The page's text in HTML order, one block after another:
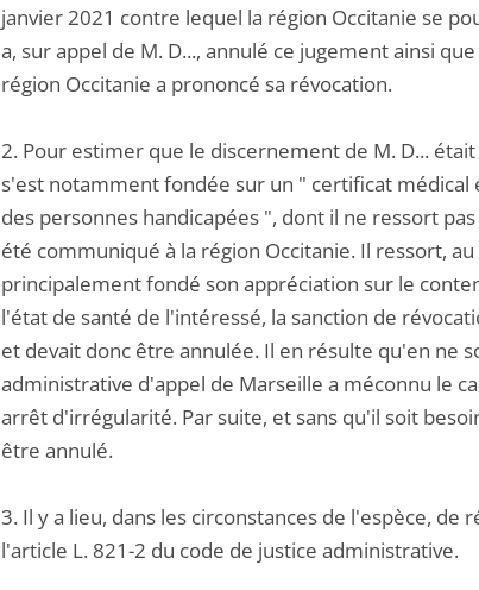
janvier 2021 contre lequel la région Occitanie se
a, sur appel de M. D..., annulé ce jugement ainsi
région Occitanie a prononcé sa révocation.
2. Pour estimer que le discernement de M. D...
s'est notamment fondée sur un " certificat
des personnes handicapées ", dont il ne ressort
été communiqué à la région Occitanie. Il ressort,
principalement fondé son appréciation sur le
l'état de santé de l'intéressé, la sanction de
et devait donc être annulée. Il en résulte qu'en ne
administrative d'appel de Marseille a méconnu le
arrêt d'irrégularité. Par suite, et sans qu'il soit
être annulé.
3. Il y a lieu, dans les circonstances de l'espèce,
l'article L. 821-2 du code de justice administrative.